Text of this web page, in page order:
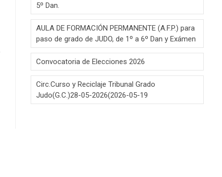
5º Dan.
AULA DE FORMACIÓN PERMANENTE (A.F.P.) para
paso de grado de JUDO, de 1º a 6º Dan y Exámen
Convocatoria de Elecciones 2026
Circ.Curso y Reciclaje Tribunal Grado
Judo(G.C.)28-05-2026(2026-05-19